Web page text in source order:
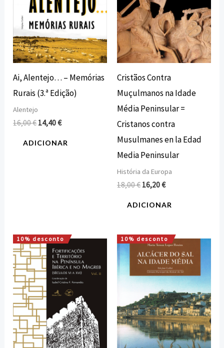
Ai, Alentejo… – Memórias
Rurais (3.ª Edição)
Alentejo
16,00€ 14,40€
ADICIONAR
Cristãos Contra
Muçulmanos na Idade
Média Peninsular =
Cristanos contra
Musulmanes en la Edad
Media Peninsular
História da Europa
18,00€ 16,20€
ADICIONAR
10% desconto
O
preço
original
era:
49,82 €.
O
preço
atual
é:
44,84 €.
10% desconto
O
preço
original
era:
15,70 €.
O
preço
atual
é:
14,13 €.